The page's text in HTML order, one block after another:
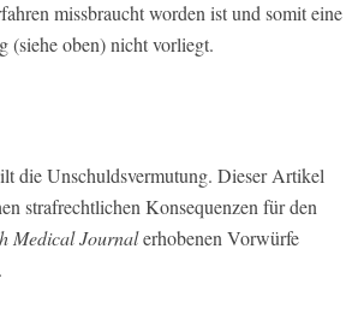
missbraucht worden ist und somit eine
oben) nicht vorliegt.
die Unschuldsvermutung. Dieser Artikel
strafrechtlichen Konsequenzen für den
Medical Journalerhobenen Vorwürfe